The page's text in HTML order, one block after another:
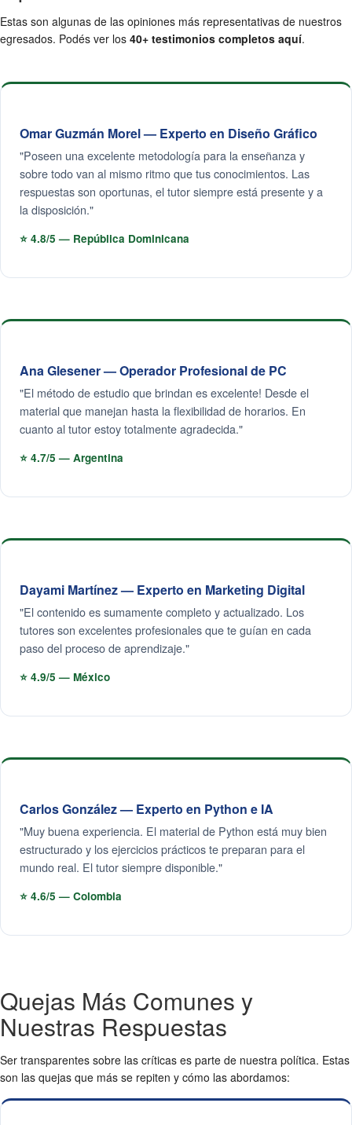
Estas son algunas de las opiniones más representativas de nuestros
egresados. Podés ver los 40+ testimonios completos aquí.
Omar Guzmán Morel — Experto en Diseño Gráfico
"Poseen una excelente metodología para la enseñanza y
sobre todo van al mismo ritmo que tus conocimientos. Las
respuestas son oportunas, el tutor siempre está presente y a
la disposición."
⭐ 4.8/5 — República Dominicana
Ana Glesener — Operador Profesional de PC
"El método de estudio que brindan es excelente! Desde el
material que manejan hasta la flexibilidad de horarios. En
cuanto al tutor estoy totalmente agradecida."
⭐ 4.7/5 — Argentina
Dayami Martínez — Experto en Marketing Digital
"El contenido es sumamente completo y actualizado. Los
tutores son excelentes profesionales que te guían en cada
paso del proceso de aprendizaje."
⭐ 4.9/5 — México
Carlos González — Experto en Python e IA
"Muy buena experiencia. El material de Python está muy bien
estructurado y los ejercicios prácticos te preparan para el
mundo real. El tutor siempre disponible."
⭐ 4.6/5 — Colombia
Quejas Más Comunes y
Nuestras Respuestas
Ser transparentes sobre las críticas es parte de nuestra política. Estas
son las quejas que más se repiten y cómo las abordamos: